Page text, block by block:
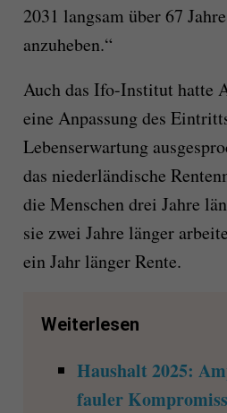
2031 langsam über 67
anzuheben.“
Auch das Ifo-Institut hatte
eine Anpassung des
Lebenserwartung
das niederländische
die Menschen drei Jahre
sie zwei Jahre länger
ein Jahr länger Rente.
Weiterlesen
Haushalt 2025:
fauler